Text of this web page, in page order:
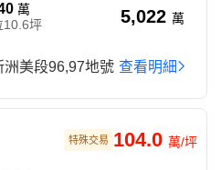
萬
10.6坪
5,022 萬
洲美段96,97地號 查看明細
104.0 萬/坪
特殊交易